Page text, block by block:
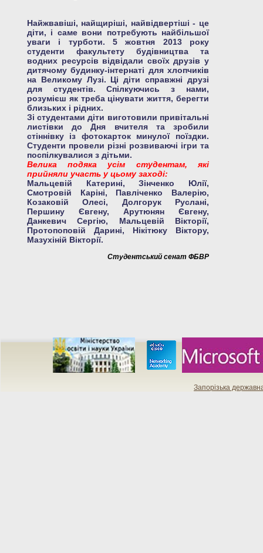
Найжвавіші, найщиріші, найвідвертіші - це
діти, і саме вони потребують найбільшої
уваги і турботи. 5 жовтня 2013 року
студенти факультету будівництва та
водних ресурсів відвідали своїх друзів у
дитячому будинку-інтернаті для хлопчиків
на Великому Лузі. Ці діти справжні друзі
для студентів. Спілкуючись з нами,
розумієш як треба цінувати життя, берегти
близьких і рідних.
Зі студентами діти виготовили привітальні
листівки до Дня вчителя та зробили
стіннівку із фотокарток минулої поїздки.
Студенти провели різні розвиваючі ігри та
поспілкувалися з дітьми.
Велика подяка усім студентам, які
прийняли участь у цьому заході:
Мальцевій Катерині, Зінченко Юлії,
Смотровій Каріні, Павліченко Валерію,
Козаковій Олесі, Долгорук Руслані,
Першину Євгену, Арутюнян Євгену,
Данкевич Сергію, Мальцевій Вікторії,
Протопоповій Дарині, Нікітюку Віктору,
Мазухіній Вікторії.
Студентський сенат ФБВР
Запорізька